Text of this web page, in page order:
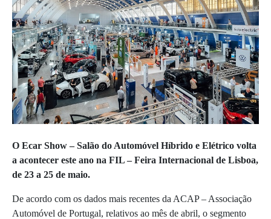
O Ecar Show – Salão do Automóvel Híbrido e Elétrico volta
a acontecer este ano na FIL – Feira Internacional de Lisboa,
de 23 a 25 de maio.
De acordo com os dados mais recentes da ACAP – Associação
Automóvel de Portugal, relativos ao mês de abril, o segmento